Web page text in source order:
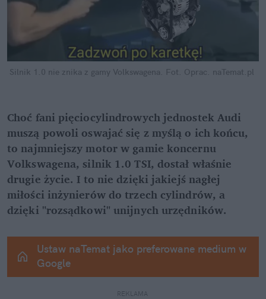
Silnik 1.0 nie znika z gamy Volkswagena. Fot. Oprac. naTemat.pl
Choć fani pięciocylindrowych jednostek Audi
muszą powoli oswajać się z myślą o ich końcu,
to najmniejszy motor w gamie koncernu
Volkswagena, silnik 1.0 TSI, dostał właśnie
drugie życie. I to nie dzięki jakiejś nagłej
miłości inżynierów do trzech cylindrów, a
dzięki "rozsądkowi" unijnych urzędników.
Ustaw naTemat jako preferowane medium w
Google
REKLAMA